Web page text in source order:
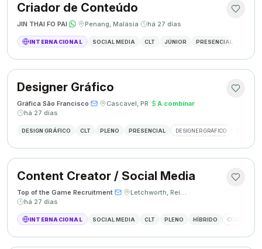
Criador de Conteúdo
JIN THAI FO PAI· · Penang, Malásia· há 27 dias
INTERNACIONAL SOCIAL MEDIA CLT JÚNIOR PRESENCIAL
Designer Gráfico
Gráfica São Francisco· · Cascavel, PR· A combinar·
há 27 dias
DESIGN GRÁFICO CLT PLENO PRESENCIAL DESIGNER GRÁFICO
Content Creator / Social Media
Top of the Game Recruitment· · Letchworth, Reino Unido ·
há 27 dias
INTERNACIONAL SOCIAL MEDIA CLT PLENO HÍBRIDO CONTENT